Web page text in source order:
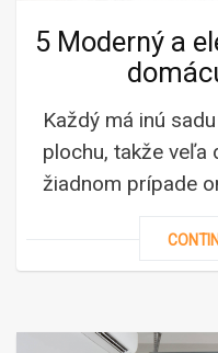
5 Moderný a
Každý má inú
plochu, takže veľa
žiadnom prípade